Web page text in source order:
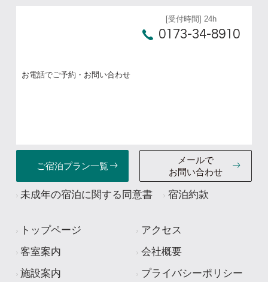
お電話でご予約・お問い合わせ
[受付時間] 24h
0173-34-8910
ご宿泊プラン一覧
メールで
お問い合わせ
未成年の宿泊に関する同意書 宿泊約款
トップページ
客室案内
施設案内
アクセス
会社概要
プライバシーポリシー